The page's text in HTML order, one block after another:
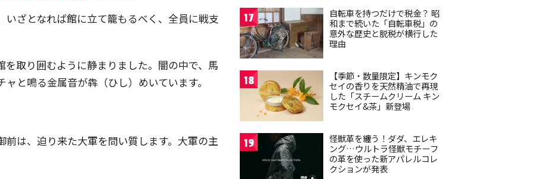
ざとなれば館に立て籠もるべく、全員に戦支
取り囲むように静まりました。闇の中で、馬
と鳴る金属音が犇（ひし）めいています。
は、迫り来た大軍を問い質します。大軍の主
17
自転車を持つだけで税金？ 昭
和まで続いた「自転車税」の
意外な歴史と脱税が横行した
理由
18
【季節・数量限定】キンモク
セイの香りを天然精油で再現
した「スチームクリーム キン
モクセイ&茶」新登場
19
怪獣革を纏う！ダダ、エレキ
ング…ウルトラ怪獣モチーフ
の革を使った新アパレルコレ
クションが発表